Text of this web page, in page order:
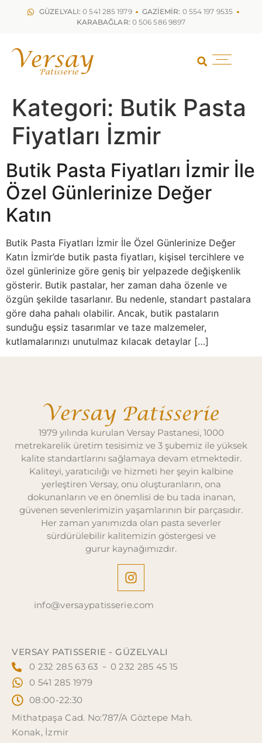
GÜZELYALI: 0 541 285 1979 GAZİEMİR: 0 554 197 9535
KARABAĞLAR: 0 506 586 9897
Kategori: Butik Pasta
Fiyatları İzmir
Butik Pasta Fiyatları İzmir İle
Özel Günlerinize Değer
Katın
Butik Pasta Fiyatları İzmir İle Özel Günlerinize Değer
Katın İzmir’de butik pasta fiyatları, kişisel tercihlere ve
özel günlerinize göre geniş bir yelpazede değişkenlik
gösterir. Butik pastalar, her zaman daha özenle ve
özgün şekilde tasarlanır. Bu nedenle, standart pastalara
göre daha pahalı olabilir. Ancak, butik pastaların
sunduğu eşsiz tasarımlar ve taze malzemeler,
kutlamalarınızı unutulmaz kılacak detaylar […]
VERSAY PATISSERIE - GÜZELYALI
0 232 285 63 63
0 232 285 45 15
0 541 285 1979
08:00-22:30
Mithatpaşa Cad. No:787/A Göztepe Mah.
Konak, İzmir
1979 yılında kurulan Versay Pastanesi, 1000
metrekarelik üretim tesisimiz ve 3 şubemiz ile yüksek
kalite standartlarını sağlamaya devam etmektedir.
Kaliteyi, yaratıcılığı ve hizmeti her şeyin kalbine
yerleştiren Versay, onu oluşturanların, ona
dokunanların ve en önemlisi de bu tada inanan,
güvenen sevenlerimizin yaşamlarının bir parçasıdır.
Her zaman yanımızda olan pasta severler
sürdürülebilir kalitemizin göstergesi ve
gurur kaynağımızdır.
info@versaypatisserie.com